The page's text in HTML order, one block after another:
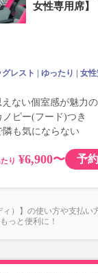
女性専用席】
グレスト ゆったり 女
ない個室感が魅力
ピー(フード)つき
も気にならない
¥6,900〜 予
ィ）】の使い方や支払い
っと便利に！